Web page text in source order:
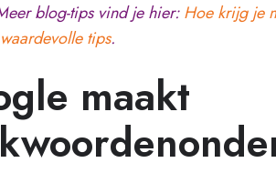
blog-tips vind je hier: Hoe krijg je
tips.
maakt